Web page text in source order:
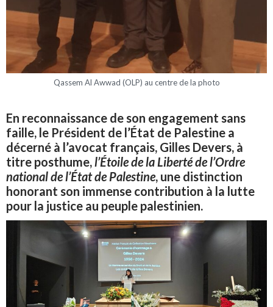
Qassem Al Awwad (OLP) au centre de la photo
En reconnaissance de son engagement sans
faille, le Président de l’État de Palestine a
décerné à l’avocat français, Gilles Devers, à
titre posthume,l’Étoile de la Liberté de l’Ordre
national de l’État de Palestine, une distinction
honorant son immense contribution à la lutte
pour la justice au peuple palestinien.